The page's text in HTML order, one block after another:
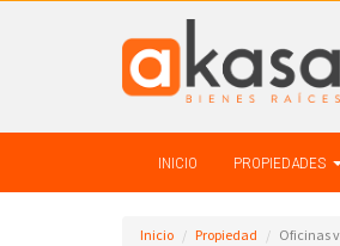
INICIO PROPIEDADES
Inicio Propiedad Oficinas